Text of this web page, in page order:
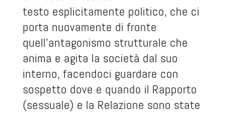
testo esplicitamente politico, che ci
porta nuovamente di fronte
quell’antagonismo strutturale che
anima e agita la società dal suo
interno, facendoci guardare con
sospetto dove e quando il Rapporto
(sessuale) e la Relazione sono state